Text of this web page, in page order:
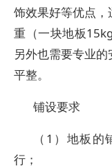
饰效果好等优点
重（一块地板
另外也需要专业
平整。
铺设要求
（1）地板
行；